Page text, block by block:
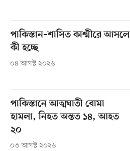
পাকিস্তান–শাসিত কাশ্মীরে আসলে
কী হচ্ছে
০৪ আগস্ট ২০২৬
পাকিস্তানে আত্মঘাতী বোমা
হামলা, নিহত অন্তত ১৪, আহত
২০
০৩ আগস্ট ২০২৬